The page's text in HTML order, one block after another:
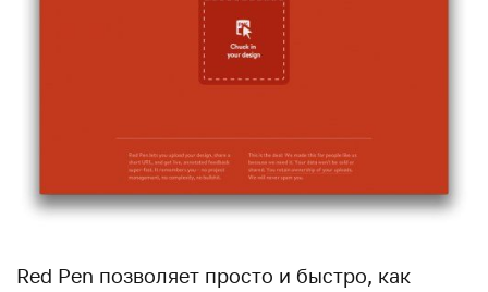
Red Pen позволяет просто и быстро, как